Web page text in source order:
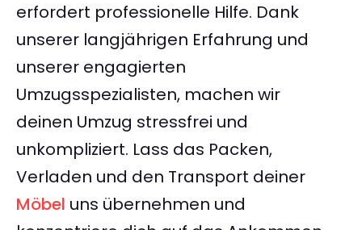
erfordert professionelle Hilfe. Dank
unserer langjährigen Erfahrung und
unserer engagierten
Umzugsspezialisten, machen wir
deinen Umzug stressfrei und
unkompliziert. Lass das Packen,
Verladen und den Transport deiner
Möbel uns übernehmen und